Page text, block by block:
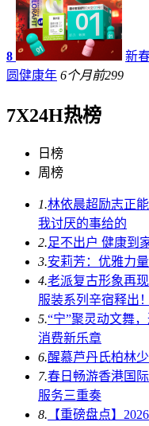
8
新
圆健康年 6个月前299
7X24H热榜
日榜
周榜
1.林依晨超励志正
我讨厌的事给的
2.足不出户 健康到
3.安莉芳：优雅力
4.老派复古形象再
服装系列辛宿释出！
5.“宁”聚灵动文舞
消费新乐章
6.醒慕芦丹氏柏林
7.春日畅游香港国
服务三重奏
8. 【重磅盘点】